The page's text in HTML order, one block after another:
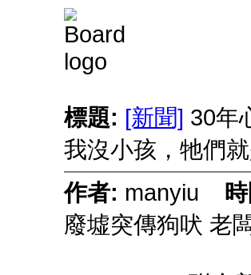
標題: [新聞] 30年
我沒小孩，牠們
作者: manyiu
廢墟突傳狗吠 老